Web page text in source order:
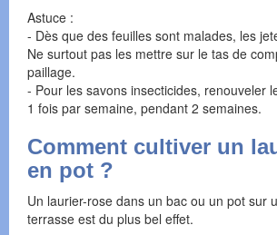
Astuce :
- Dès que des feuilles sont malades, les
Ne surtout pas les mettre sur le tas de
paillage.
- Pour les savons insecticides, renouveler
1 fois par semaine, pendant 2 semaines.
Comment cultiver un
en pot ?
Un laurier-rose dans un bac ou un pot sur
terrasse est du plus bel effet.